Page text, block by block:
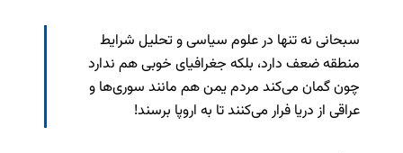
سبحانی نه تنها در علوم سیاسی و تحلیل شرایط
منطقه ضعف دارد، بلکه جغرافیای خوبی هم ندارد
چون گمان می‌کند مردم یمن هم مانند سوری‌ها و
عراقی از دریا فرار می‌کنند تا به اروپا برسند!